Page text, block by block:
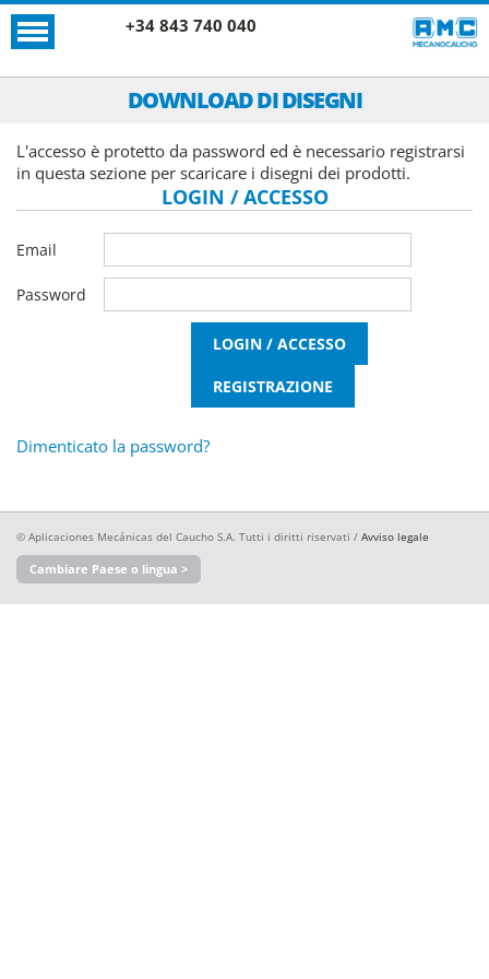
+34 843 740 040
DOWNLOAD DI DISEGNI
L'accesso è protetto da password ed è necessario registrarsi
in questa sezione per scaricare i disegni dei prodotti.
LOGIN / ACCESSO
Email
Password
Dimenticato la password?
© Aplicaciones Mecánicas del Caucho S.A. Tutti i diritti riservati / Avviso legale
Cambiare Paese o lingua >